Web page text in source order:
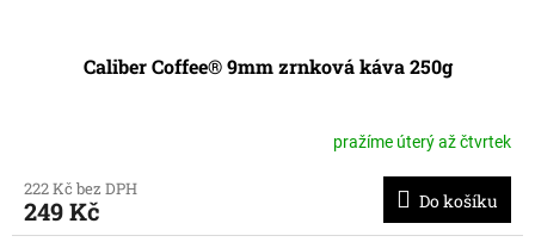
Caliber Coffee® 9mm zrnková káva 250g
pražíme úterý až čtvrtek
222 Kč bez DPH
249 Kč Do košíku